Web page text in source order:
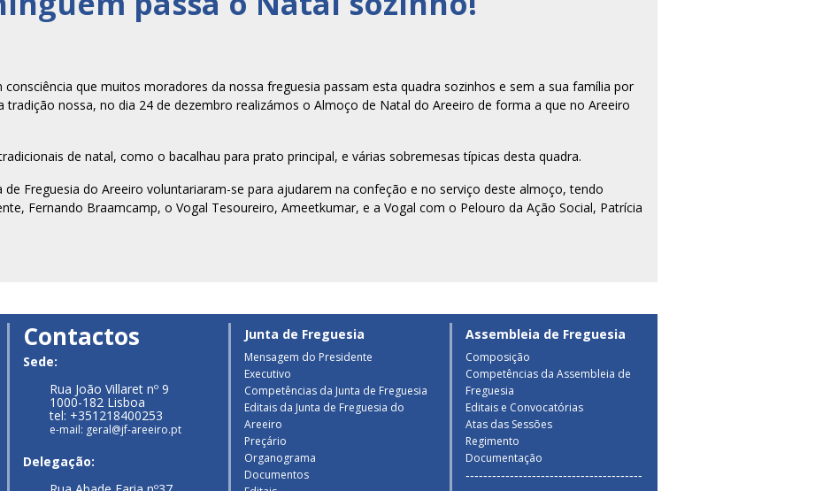
consciência que muitos moradores da nossa freguesia passam esta quadra sozinhos e sem a sua família por
nossa, no dia 24 de dezembro realizámos o Almoço de Natal do Areeiro de forma a que no Areeiro
de natal, como o bacalhau para prato principal, e várias sobremesas típicas desta quadra.
de Freguesia do Areeiro voluntariaram-se para ajudarem na confeção e no serviço deste almoço, tendo
Fernando Braamcamp, o Vogal Tesoureiro, Ameetkumar, e a Vogal com o Pelouro da Ação Social, Patrícia
Contactos
Sede:
Rua João Villaret nº 9
1000-182 Lisboa
tel: +351218400253
e-mail: geral@jf-areeiro.pt
Delegação:
Junta de Freguesia
Mensagem do Presidente
Executivo
Competências da Junta de Freguesia
Editais da Junta de Freguesia do
Areeiro
Preçário
Organograma
Documentos
Assembleia de Freguesia
Composição
Competências da Assembleia de
Freguesia
Editais e Convocatórias
Atas das Sessões
Regimento
Documentação
----------------------------------------